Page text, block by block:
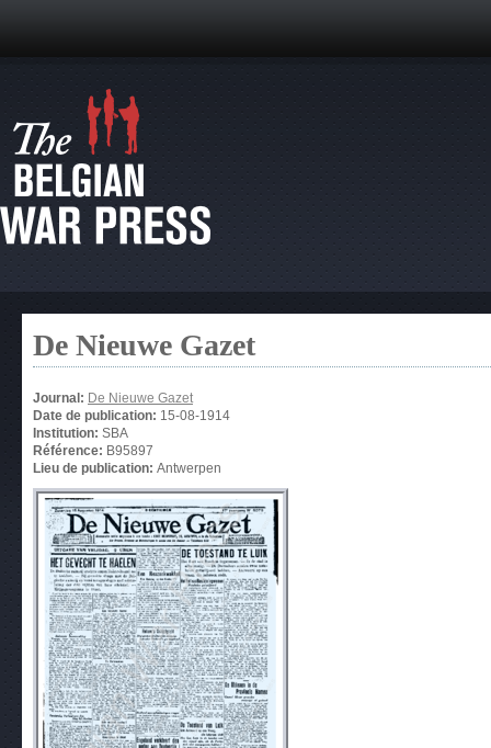
De Nieuwe Gazet
Journal: De Nieuwe Gazet
Date de publication: 15-08-1914
Institution: SBA
Référence: B95897
Lieu de publication: Antwerpen